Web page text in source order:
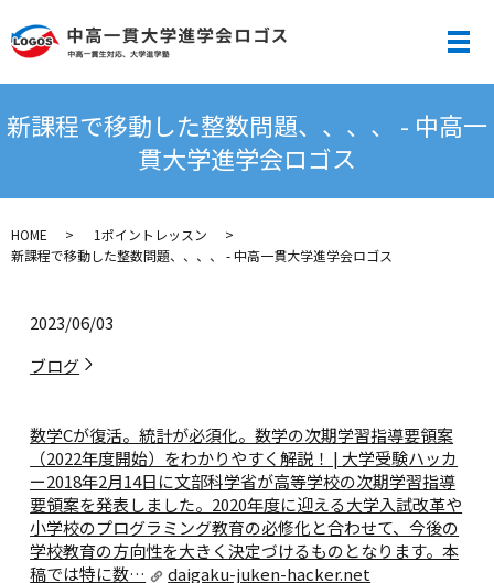
メ
新課程で移動した整数問題、、、、 - 中高一
貫大学進学会ロゴス
HOME
1ポイントレッスン
新課程で移動した整数問題、、、、 - 中高一貫大学進学会ロゴス
2023/06/03
ブログ
数学Cが復活。統計が必須化。数学の次期学習指導要領案
（2022年度開始）をわかりやすく解説！ | 大学受験ハッカ
ー2018年2月14日に文部科学省が高等学校の次期学習指導
要領案を発表しました。2020年度に迎える大学入試改革や
小学校のプログラミング教育の必修化と合わせて、今後の
学校教育の方向性を大きく決定づけるものとなります。本
稿では特に数…
daigaku-juken-hacker.net